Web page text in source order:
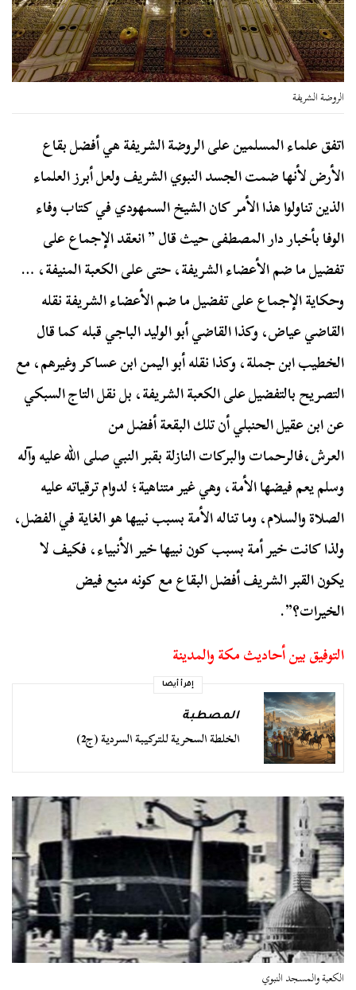
الروضة الشريفة
اتفق علماء المسلمين على الروضة الشريفة هي أفضل بقاع
الأرض لأنها ضمت الجسد النبوي الشريف ولعل أبرز العلماء
الذين تناولوا هذا الأمر كان الشيخ السمهودي في كتاب وفاء
الوفا بأخبار دار المصطفى حيث قال ” انعقد الإجماع على
تفضيل ما ضم الأعضاء الشريفة، حتى على الكعبة المنيفة، …
وحكاية الإجماع على تفضيل ما ضم الأعضاء الشريفة نقله
القاضي عياض، وكذا القاضي أبو الوليد الباجي قبله كما قال
الخطيب ابن جملة، وكذا نقله أبو اليمن ابن عساكر وغيرهم، مع
التصريح بالتفضيل على الكعبة الشريفة، بل نقل التاج السبكي
عن ابن عقيل الحنبلي أن تلك البقعة أفضل من
العرش،فالرحمات والبركات النازلة بقبر النبي صلى الله عليه وآله
وسلم يعم فيضها الأمة، وهي غير متناهية؛ لدوام ترقياته عليه
الصلاة والسلام، وما تناله الأمة بسبب نبيها هو الغاية في الفضل،
ولذا كانت خير أمة بسبب كون نبيها خير الأنبياء، فكيف لا
يكون القبر الشريف أفضل البقاع مع كونه منبع فيض
الخيرات؟”.
التوفيق بين أحاديث مكة والمدينة
إقرأ أيضا
المصطبة
الخلطة السحرية للتركيبة السردية (ج2)
الكعبة والمسجد النبوي